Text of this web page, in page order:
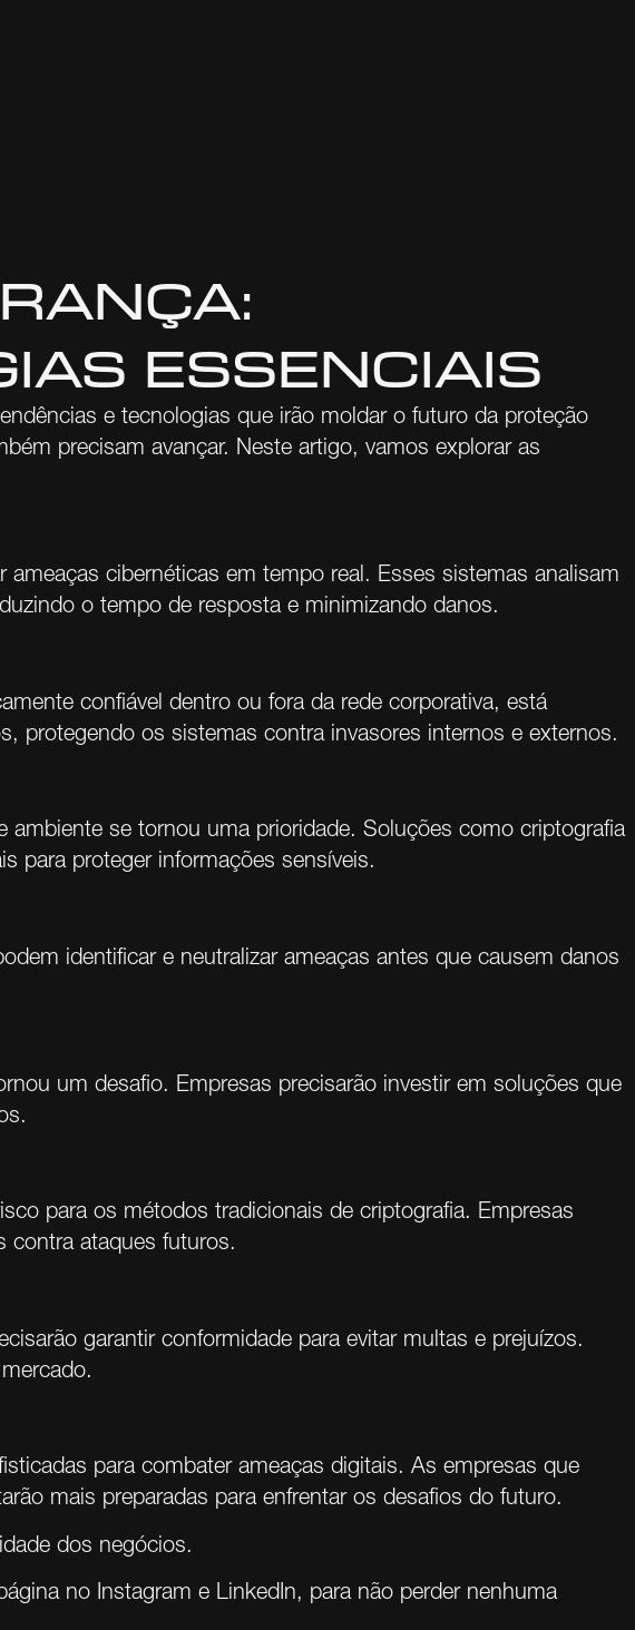
ESSENCIAIS
e tecnologias que irão moldar o futuro da proteção
precisam avançar. Neste artigo, vamos explorar as
cibernéticas em tempo real. Esses sistemas analisam
o tempo de resposta e minimizando danos.
confiável dentro ou fora da rede corporativa, está
protegendo os sistemas contra invasores internos e externos.
se tornou uma prioridade. Soluções como criptografia
para proteger informações sensíveis.
identificar e neutralizar ameaças antes que causem danos
um desafio. Empresas precisarão investir em soluções que
para os métodos tradicionais de criptografia. Empresas
contra ataques futuros.
garantir conformidade para evitar multas e prejuízos.
para combater ameaças digitais. As empresas que
mais preparadas para enfrentar os desafios do futuro.
dos negócios.
no Instagram e LinkedIn, para não perder nenhuma